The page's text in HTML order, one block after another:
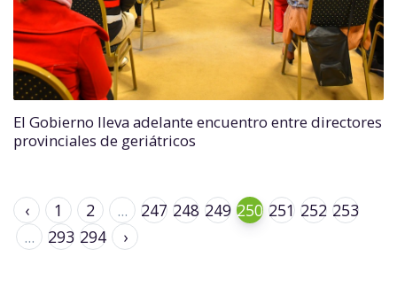
El Gobierno lleva adelante encuentro entre directores
provinciales de geriátricos
‹ 1 2 ... 247 248 249 250 251 252 253
...
293 294 ›